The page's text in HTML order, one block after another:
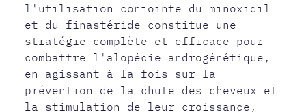
l'utilisation conjointe du minoxidil
et du finastéride constitue une
stratégie complète et efficace pour
combattre l'alopécie androgénétique,
en agissant à la fois sur la
prévention de la chute des cheveux et
la stimulation de leur croissance,